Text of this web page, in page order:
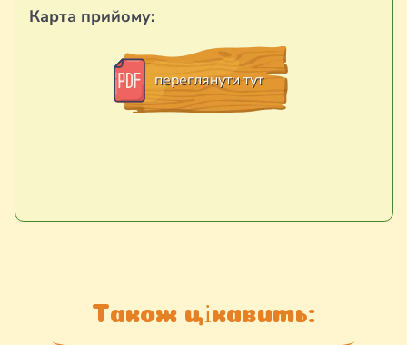
Карта прийому:
переглянути тут
Також цікавить: